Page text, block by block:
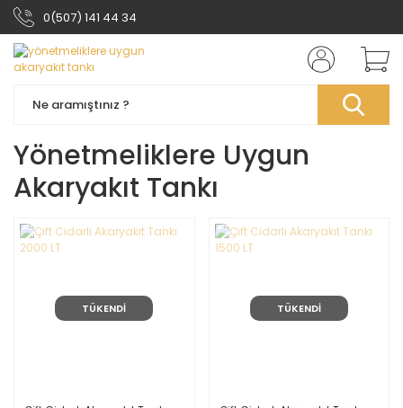
0(507) 141 44 34
Yönetmeliklere Uygun
Akaryakıt Tankı
TÜKENDİ TÜKENDİ